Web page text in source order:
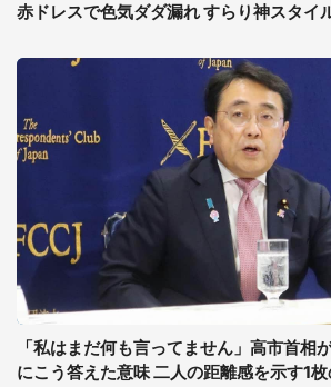
赤ドレスで色気ダダ漏れ すらり神スタイ
「私はまだ何も言ってません」高市首相
にこう答えた意味 二人の距離感を示す1